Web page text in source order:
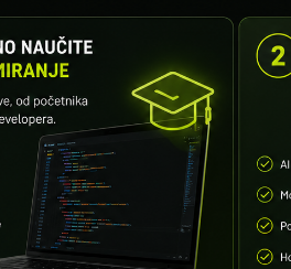
preview: prva 2 modula.
se da sačuvate napredak.
0 / 137 · 0%
– UVOD U API I HTTP
je API
vs SOAP
vs GraphQL